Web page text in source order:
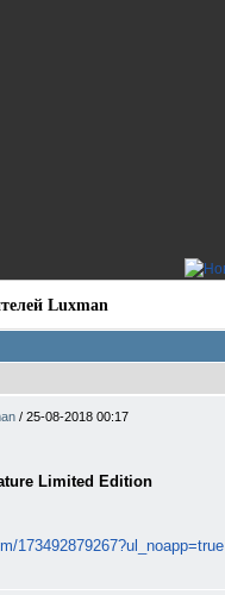
Luxman
/ 25-08-2018 00:17
Limited Edition
173492879267?ul_noapp=true